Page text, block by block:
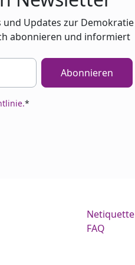
Updates zur Demokratie
abonnieren und informiert
*
Abonnieren
Netiquette
FAQ